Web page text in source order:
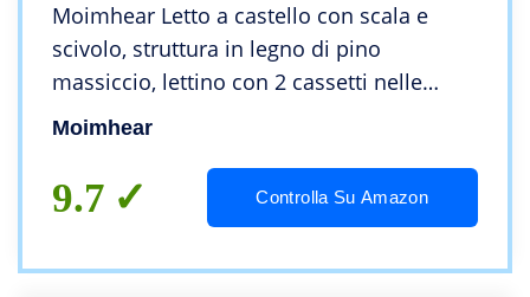
Moimhear Letto a castello con scala e
scivolo, struttura in legno di pino
massiccio, lettino con 2 cassetti nelle
scale, 90 x 200 cm, bianco
Moimhear
9.7 Controlla Su Amazon